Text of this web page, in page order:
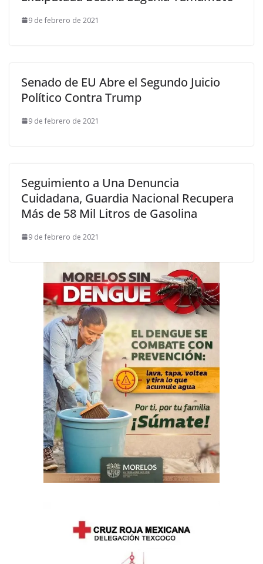
9 de febrero de 2021
Senado de EU Abre el Segundo Juicio
Político Contra Trump
9 de febrero de 2021
Seguimiento a Una Denuncia
Cuidadana, Guardia Nacional Recupera
Más de 58 Mil Litros de Gasolina
9 de febrero de 2021